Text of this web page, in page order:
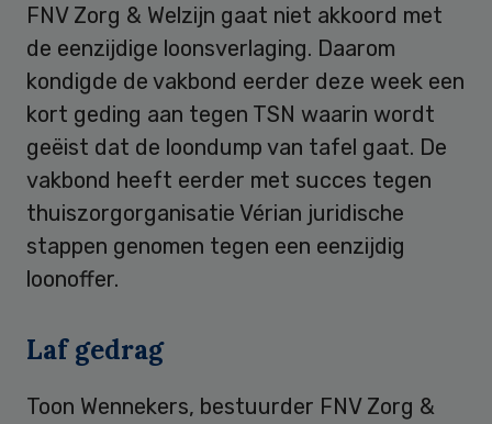
FNV Zorg & Welzijn gaat niet akkoord met
de eenzijdige loonsverlaging. Daarom
kondigde de vakbond eerder deze week een
kort geding aan tegen TSN waarin wordt
geëist dat de loondump van tafel gaat. De
vakbond heeft eerder met succes tegen
thuiszorgorganisatie Vérian juridische
stappen genomen tegen een eenzijdig
loonoffer.
Laf gedrag
Toon Wennekers, bestuurder FNV Zorg &